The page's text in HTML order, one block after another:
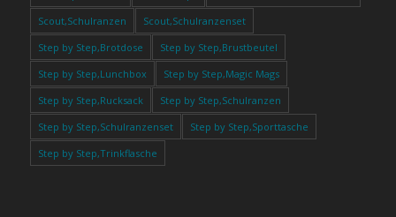
Scout,Schulranzen
Scout,Schulranzenset
Step by Step,Brotdose
Step by Step,Brustbeutel
Step by Step,Lunchbox
Step by Step,Magic Mags
Step by Step,Rucksack
Step by Step,Schulranzen
Step by Step,Schulranzenset
Step by Step,Sporttasche
Step by Step,Trinkflasche